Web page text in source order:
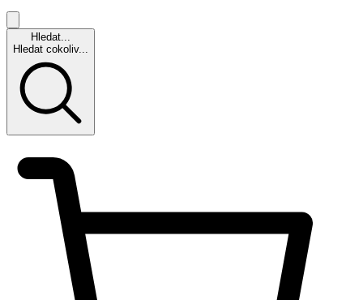
Hledat...
Hledat cokoliv...